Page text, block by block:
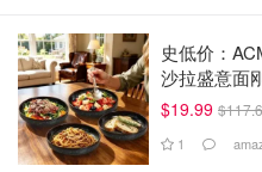
史低价：
沙拉盛意面
$19.99
1